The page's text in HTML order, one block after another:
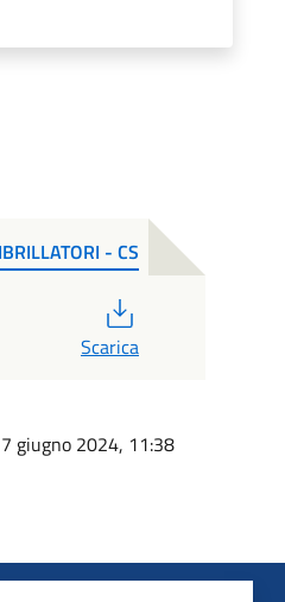
- CS
Scarica
giugno 2024, 11:38